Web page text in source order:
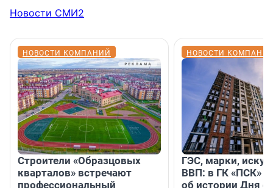
Новости СМИ2
НОВОСТИ КОМПАНИЙ
Строители «Образцовых
кварталов» встречают
профессиональный
НОВОСТИ
ГЭС, марки,
ВВП: в ГК «ПСК»
об истории Дня